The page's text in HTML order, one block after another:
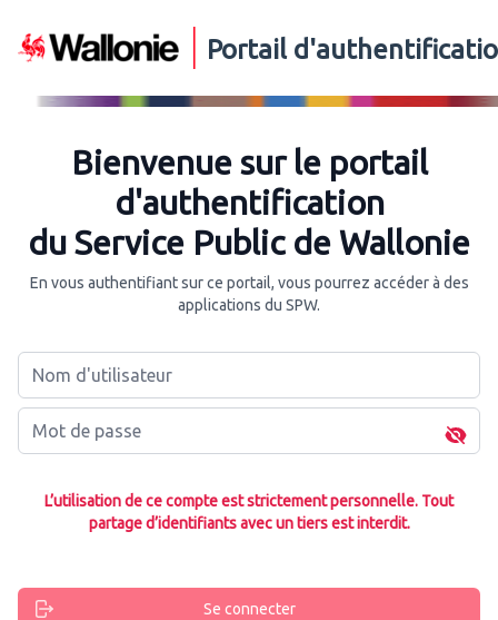
Portail
Bienvenue sur le portail
d'authentification
du Service Public de Wallonie
En vous authentifiant sur ce portail, vous pourrez accéder à des
applications du SPW.
Nom d'utilisateur
Mot de passe
L’utilisation de ce compte est strictement personnelle. Tout
partage d’identifiants avec un tiers est interdit.
Se connecter